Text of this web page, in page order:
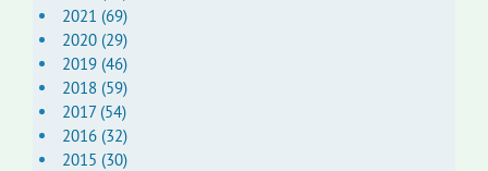
2021 (69)
2020 (29)
2019 (46)
2018 (59)
2017 (54)
2016 (32)
2015 (30)